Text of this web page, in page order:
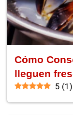
Cómo
lleguen
5 (1 )